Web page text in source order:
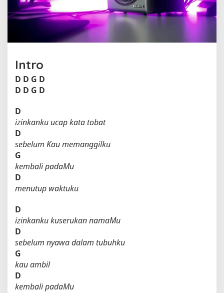
u
o
l
e
Intro
D D G D
D D G D
D
izinkanku ucap kata tobat
D
sebelum Kau memanggilku
G
kembali padaMu
D
menutup waktuku
D
izinkanku kuserukan namaMu
D
sebelum nyawa dalam tubuhku
G
kau ambil
D
kembali padaMu